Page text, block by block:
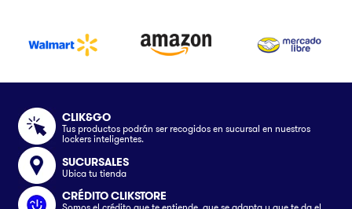
CLIK&GO
Tus productos podrán ser recogidos en sucursal en nuestros
lockers inteligentes.
SUCURSALES
Ubica tu tienda
CRÉDITO CLIKSTORE